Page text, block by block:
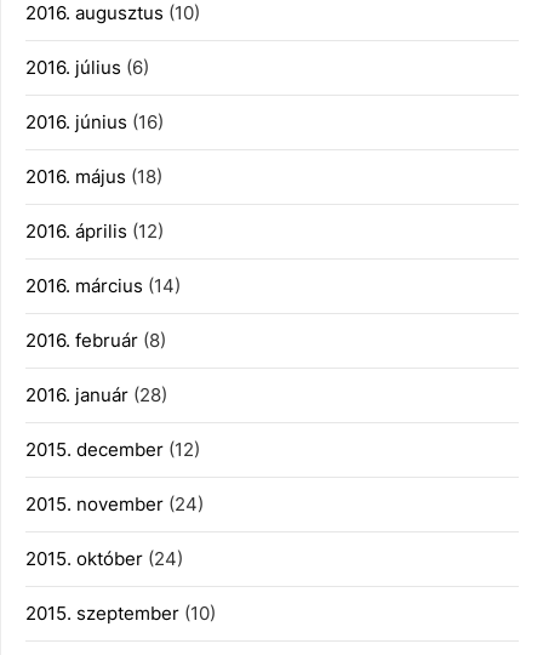
2016. augusztus (10)
2016. július (6)
2016. június (16)
2016. május (18)
2016. április (12)
2016. március (14)
2016. február (8)
2016. január (28)
2015. december (12)
2015. november (24)
2015. október (24)
2015. szeptember (10)